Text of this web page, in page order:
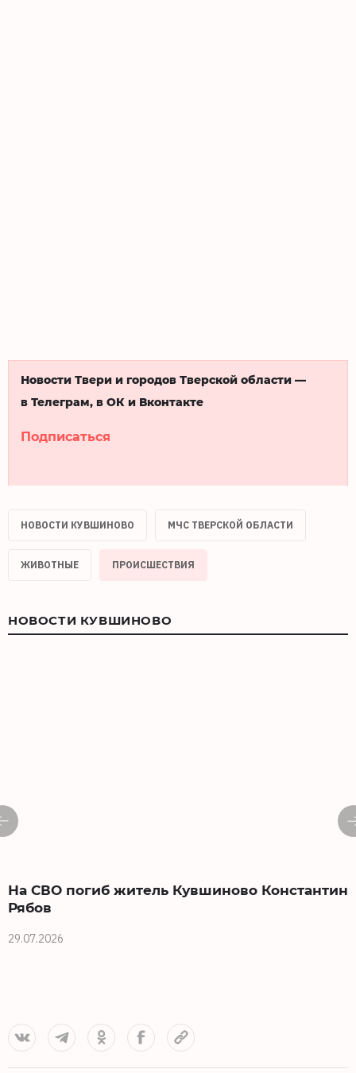
Новости Твери и городов Тверской области —
в Телеграм, в ОК и Вконтакте
Подписаться
НОВОСТИ КУВШИНОВО МЧС ТВЕРСКОЙ ОБЛАСТИ
ЖИВОТНЫЕ ПРОИСШЕСТВИЯ
НОВОСТИ КУВШИНОВО
На СВО погиб житель Кувшиново Константин
Рябов
29.07.2026